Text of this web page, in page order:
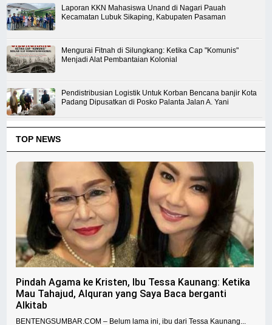
Laporan KKN Mahasiswa Unand di Nagari Pauah
Kecamatan Lubuk Sikaping, Kabupaten Pasaman
Mengurai Fitnah di Silungkang: Ketika Cap "Komunis"
Menjadi Alat Pembantaian Kolonial
Pendistribusian Logistik Untuk Korban Bencana banjir Kota
Padang Dipusatkan di Posko Palanta Jalan A. Yani
TOP NEWS
Pindah Agama ke Kristen, Ibu Tessa Kaunang: Ketika
Mau Tahajud, Alquran yang Saya Baca berganti
Alkitab
BENTENGSUMBAR.COM – Belum lama ini, ibu dari Tessa Kaunang...